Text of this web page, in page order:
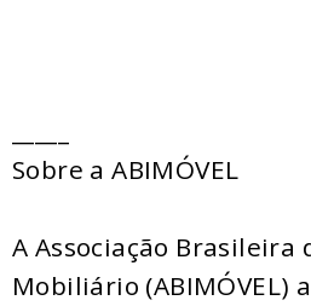
Sobre a ABIMÓVEL
A Associação Brasileira
Mobiliário (ABIMÓVEL)